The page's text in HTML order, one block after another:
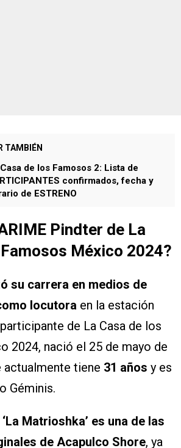
TAMBIÉN
Casa de los Famosos 2: Lista de
confirmados, fecha y
de ESTRENO
Pindter de La
México 2024?
su carrera en medios de
locutora en la estación
de La Casa de los
2024, nació el 25 de mayo de
actualmente tiene 31 años y es
Géminis.
‘La Matrioshka’ es una de las
de Acapulco Shore, ya